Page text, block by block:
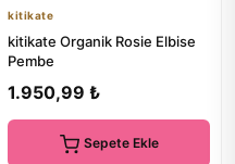
kitikate
kitikate Organik Rosie Elbise
Pembe
1.950,99 ₺
Sepete Ekle